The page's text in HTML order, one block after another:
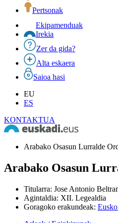
Pertsonak
Ekipamenduak
Irekia
Zer da gida?
Alta eskaera
Saioa hasi
EU
ES
KONTAKTUA
Arabako Osasun Lurralde
Arabako Osasun
Titularra: Jose Antonio
Agintaldia: XII. Legealdia
Goragoko erakundeak: